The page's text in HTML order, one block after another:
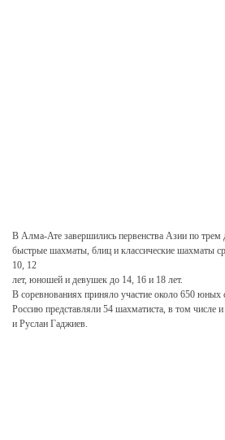
В Алма-Ате завершились первенства Азии по трем
быстрые шахматы, блиц и классические шахматы
10, 12
лет, юношей и девушек до 14, 16 и 18 лет.
В соревнованиях приняло участие около 650 юных
Россию представляли 54 шахматиста, в том числе
и Руслан Гаджиев.